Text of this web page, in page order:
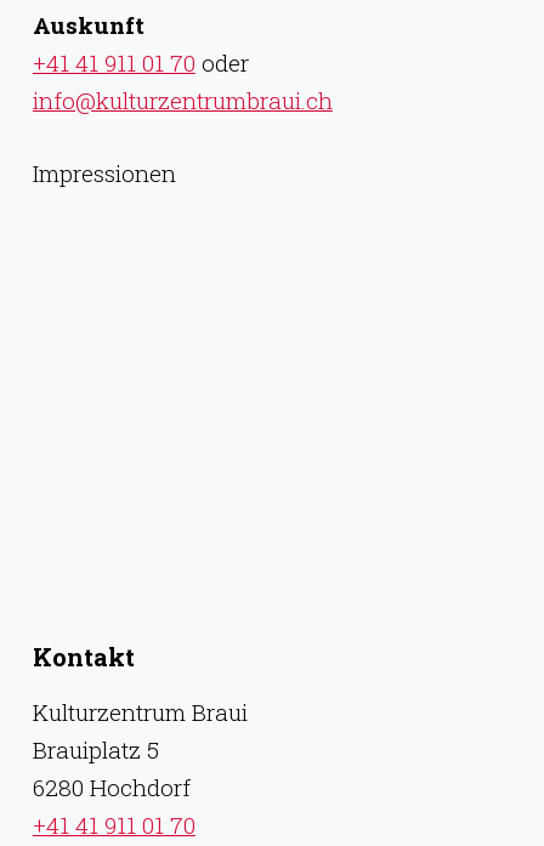
Auskunft
+41 41 911 01 70 oder
info@kulturzentrumbraui.ch
Impressionen
Kontakt
Kulturzentrum Braui
Brauiplatz 5
6280 Hochdorf
+41 41 911 01 70